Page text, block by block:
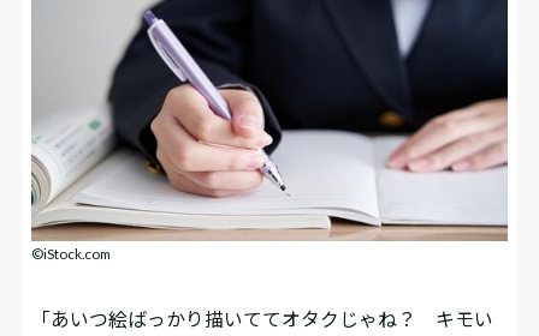
©iStock.com
「あいつ絵ばっかり描いててオタクじゃね？ キモい